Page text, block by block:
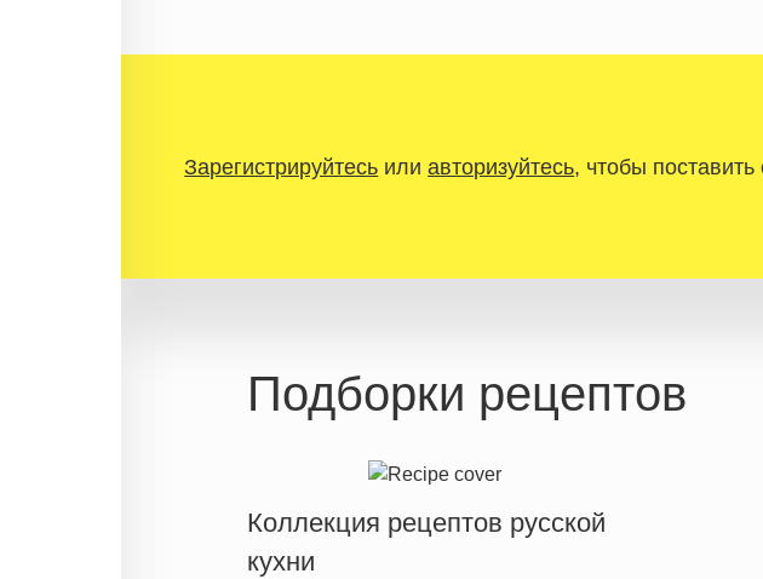
Зарегистрируйтесьили авторизуйтесь, чтобы поставить
Подборки рецептов
Коллекция рецептов русской
кухни